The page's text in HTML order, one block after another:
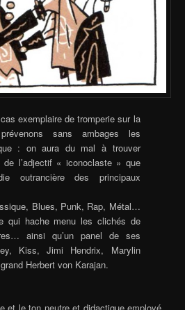
exemplaire de tromperie sur la
sans ambages les
: on aura du mal à trouver
de l’adjectif « iconoclaste » que
outrancière des principaux
Blues, Punk, Rap, Métal…
qui hache menu les clichés de
ainsi qu’un panel de ses
Kiss, Jimi Hendrix, Marylin
Herbert von Karajan.